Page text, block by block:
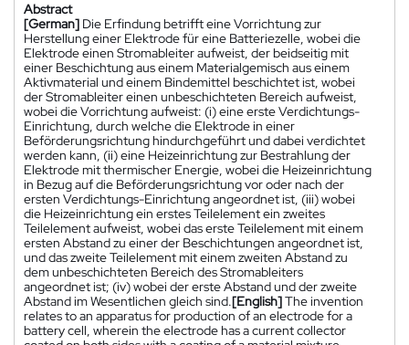
Abstract
[German] Die Erfindung betrifft eine Vorrichtung zur
Herstellung einer Elektrode für eine Batteriezelle, wobei die
Elektrode einen Stromableiter aufweist, der beidseitig mit
einer Beschichtung aus einem Materialgemisch aus einem
Aktivmaterial und einem Bindemittel beschichtet ist, wobei
der Stromableiter einen unbeschichteten Bereich aufweist,
wobei die Vorrichtung aufweist: (i) eine erste Verdichtungs-
Einrichtung, durch welche die Elektrode in einer
Beförderungsrichtung hindurchgeführt und dabei verdichtet
werden kann, (ii) eine Heizeinrichtung zur Bestrahlung der
Elektrode mit thermischer Energie, wobei die Heizeinrichtung
in Bezug auf die Beförderungsrichtung vor oder nach der
ersten Verdichtungs-Einrichtung angeordnet ist, (iii) wobei
die Heizeinrichtung ein erstes Teilelement ein zweites
Teilelement aufweist, wobei das erste Teilelement mit einem
ersten Abstand zu einer der Beschichtungen angeordnet ist,
und das zweite Teilelement mit einem zweiten Abstand zu
dem unbeschichteten Bereich des Stromableiters
angeordnet ist; (iv) wobei der erste Abstand und der zweite
Abstand im Wesentlichen gleich sind.[English]The invention
relates to an apparatus for production of an electrode for a
battery cell, wherein the electrode has a current collector